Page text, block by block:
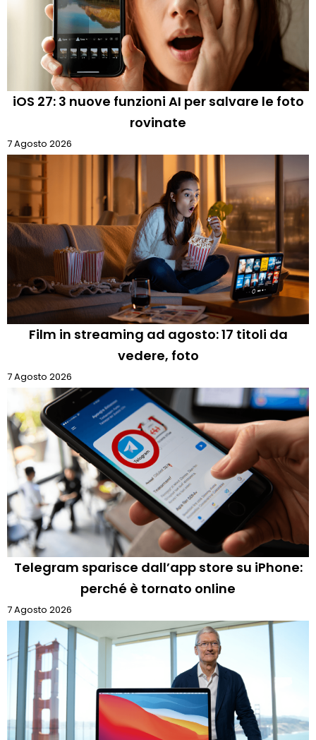
iOS 27: 3 nuove funzioni AI per salvare le foto
rovinate
7 Agosto 2026
Film in streaming ad agosto: 17 titoli da
vedere, foto
7 Agosto 2026
Telegram sparisce dall’app store su iPhone:
perché è tornato online
7 Agosto 2026